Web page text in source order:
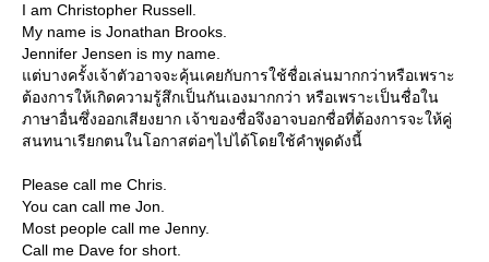
I am Christopher Russell.
My name is Jonathan Brooks.
Jennifer Jensen is my name.
ต่บางครั้งเจ้าตัวอาจจะคุ้นเคยกับการใช้ชื่อเล่นมากกว่าหรือเพราะ
ต้องการให้เกิดความรู้สึกเป็นกันเองมากกว่า หรือเพราะเป็นชื่อใน
ภาษาอื่นซึ่งออกเสียงยาก เจ้าของชื่อจึงอาจบอกชื่อที่ต้องการจะให้คู่
สนทนาเรียกตนในโอกาสต่อๆไปได้โดยใช้คำพูดดังนี้
Please call me Chris.
You can call me Jon.
Most people call me Jenny.
Call me Dave for short.